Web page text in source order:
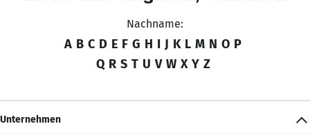
Nachname:
A B C D E F G H I J K L M N O P
Q R S T U V W X Y Z
Unternehmen